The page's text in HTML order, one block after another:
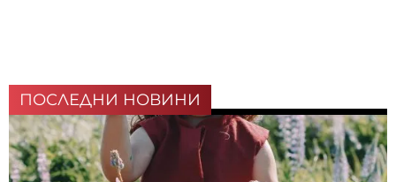
ПОСЛЕДНИ НОВИНИ